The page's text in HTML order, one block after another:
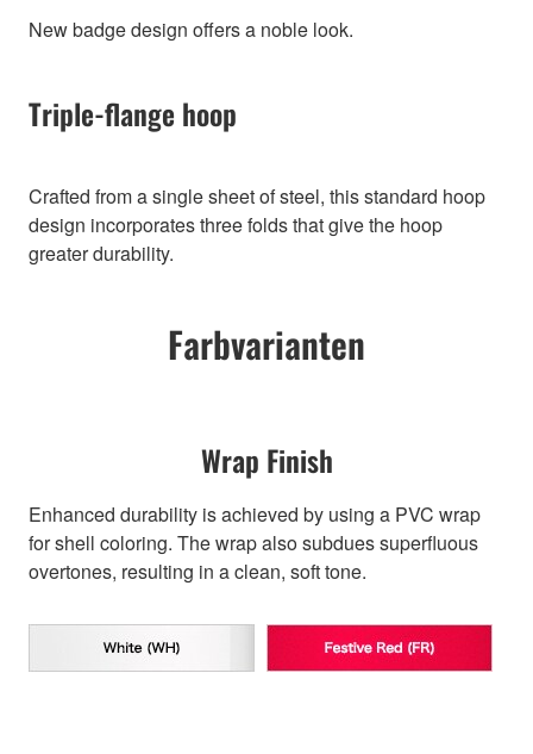
New badge design offers a noble look.
Triple-flange hoop
Crafted from a single sheet of steel, this standard hoop
design incorporates three folds that give the hoop
greater durability.
Farbvarianten
Wrap Finish
Enhanced durability is achieved by using a PVC wrap
for shell coloring. The wrap also subdues superfluous
overtones, resulting in a clean, soft tone.